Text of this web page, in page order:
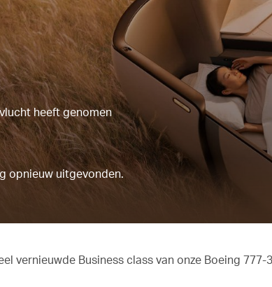
heeft genomen
opnieuw uitgevonden.
vernieuwde Business class van onze Boeing 777-